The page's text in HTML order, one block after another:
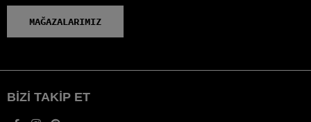
MAĞAZALARIMIZ
BIZI TAKIP ET